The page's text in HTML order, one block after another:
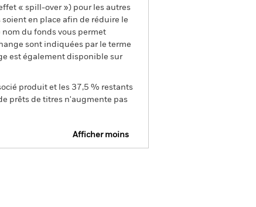
« spill-over ») pour les autres
en place afin de réduire le
nom du fonds vous permet
sont indiquées par le terme
est également disponible sur
produit et les 37,5 % restants
prêts de titres n'augmente pas
Afficher moins